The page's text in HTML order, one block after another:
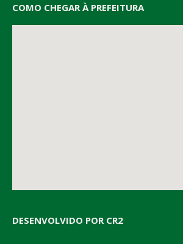
COMO CHEGAR À PREFEITURA
DESENVOLVIDO POR CR2